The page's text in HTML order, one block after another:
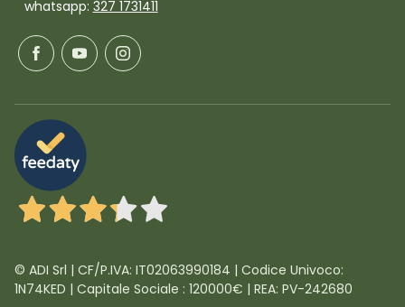
whatsapp: 327 1731411
© ADI Srl | CF/P.IVA: IT02063990184 | Codice Univoco:
1N74KED | Capitale Sociale : 120000€ | REA: PV-242680